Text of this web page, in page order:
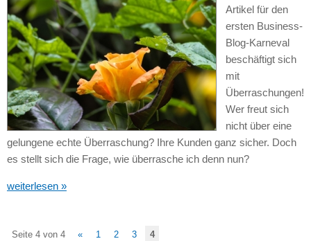
Artikel für den
ersten Business-
Blog-Karneval
beschäftigt sich
mit
Überraschungen!
Wer freut sich
nicht über eine
gelungene echte Überraschung? Ihre Kunden ganz sicher. Doch
es stellt sich die Frage, wie überrasche ich denn nun?
weiterlesen »
Seite 4 von 4 « 1 2 3 4